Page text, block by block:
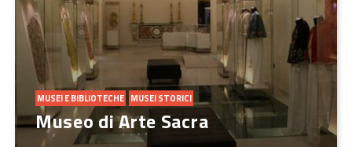
MUSEI E BIBLIOTECHE MUSEI STORICI
Museo di Arte Sacra